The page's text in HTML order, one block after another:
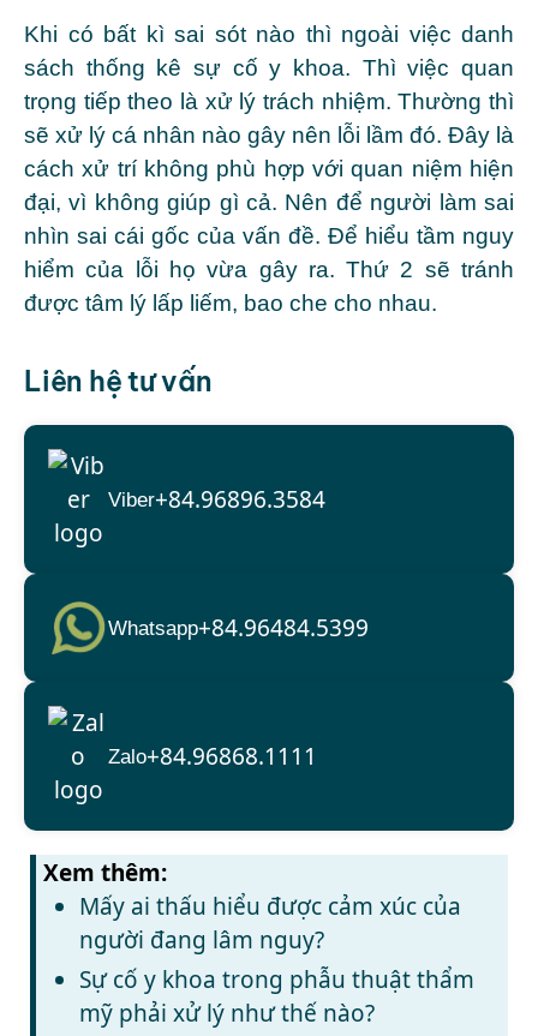
Khi có bất kì sai sót nào thì ngoài việc danh
sách thống kê sự cố y khoa. Thì việc quan
trọng tiếp theo là xử lý trách nhiệm. Thường thì
sẽ xử lý cá nhân nào gây nên lỗi lầm đó. Đây là
cách xử trí không phù hợp với quan niệm hiện
đại, vì không giúp gì cả. Nên để người làm sai
nhìn sai cái gốc của vấn đề. Để hiểu tầm nguy
hiểm của lỗi họ vừa gây ra. Thứ 2 sẽ tránh
được tâm lý lấp liếm, bao che cho nhau.
Liên hệ tư vấn
Viber+84.96896.3584
Whatsapp+84.96484.5399
Zalo+84.96868.1111
Xem thêm:
Mấy ai thấu hiểu được cảm xúc của
người đang lâm nguy?
Sự cố y khoa trong phẫu thuật thẩm
mỹ phải xử lý như thế nào?